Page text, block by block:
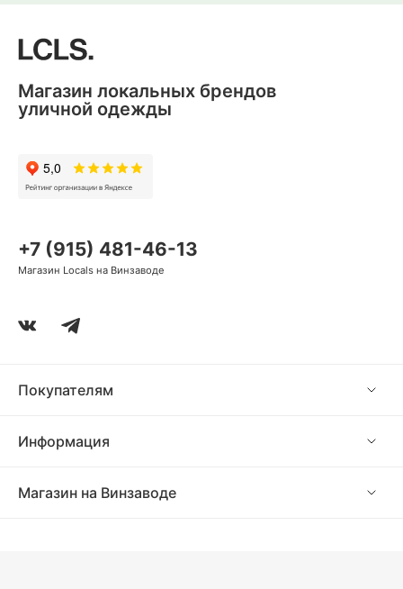
Покупателям
Информация
Магазин на Винзаводе
+7 (915) 481-46-13
Магазин Locals на Винзаводе
Магазин локальных брендов
уличной одежды